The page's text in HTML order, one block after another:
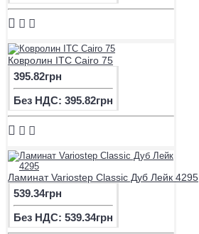
Ковролин ITC Cairo 75
395.82грн
Без НДС: 395.82грн
Ламинат Variostep Classic Дуб Лейк 4295
539.34грн
Без НДС: 539.34грн